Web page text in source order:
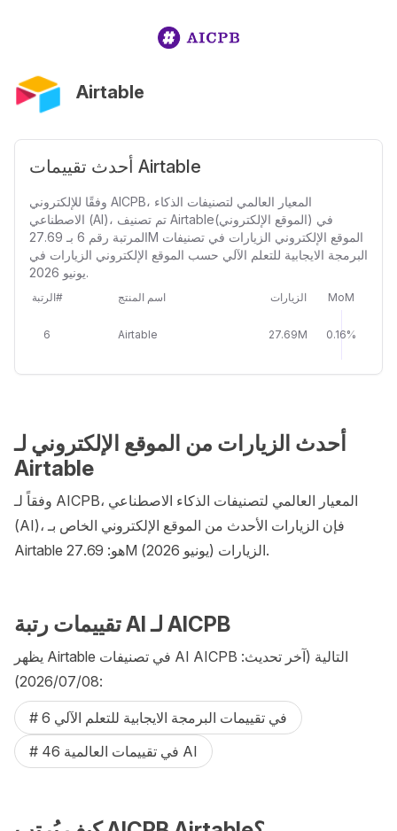
Airtable
أحدث تقييمات Airtable
وفقًا للإلكتروني AICPB، المعيار العالمي لتصنيفات الذكاء
الاصطناعي (AI)، تم تصنيف Airtable(الموقع الإلكتروني) في
المرتبة رقم 6 بـ 27.69M الموقع الإلكتروني الزيارات في تصنيفات
البرمجة الايجابية للتعلم الآلي حسب الموقع الإلكتروني الزيارات في
يونيو 2026.
الرتبة# اسم المنتج الزيارات MoM
6 Airtable 27.69M 0.16%
أحدث الزيارات من الموقع الإلكتروني لـ
Airtable
وفقاً لـ AICPB، المعيار العالمي لتصنيفات الذكاء الاصطناعي
(AI)، فإن الزيارات الأحدث من الموقع الإلكتروني الخاص بـ
Airtable هو: 27.69M الزيارات (يونيو 2026).
تقييمات رتبة AI لـ AICPB
يظهر Airtable في تصنيفات AI AICPB التالية (آخر تحديث:
08‏/07‏/2026):
# 6 في تقييمات البرمجة الايجابية للتعلم الآلي
# 46 في تقييمات العالمية AI